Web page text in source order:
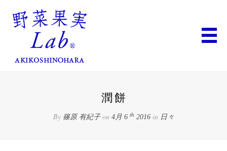
潤餅
By 篠原 有紀子on 4月 6 th 2016in 日々